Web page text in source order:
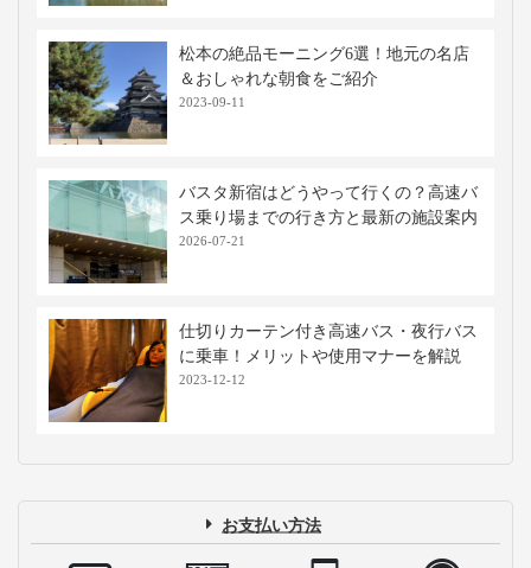
松本の絶品モーニング6選！地元の名店
＆おしゃれな朝食をご紹介
2023-09-11
バスタ新宿はどうやって行くの？高速バ
ス乗り場までの行き方と最新の施設案内
2026-07-21
仕切りカーテン付き高速バス・夜行バス
に乗車！メリットや使用マナーを解説
2023-12-12
お支払い方法